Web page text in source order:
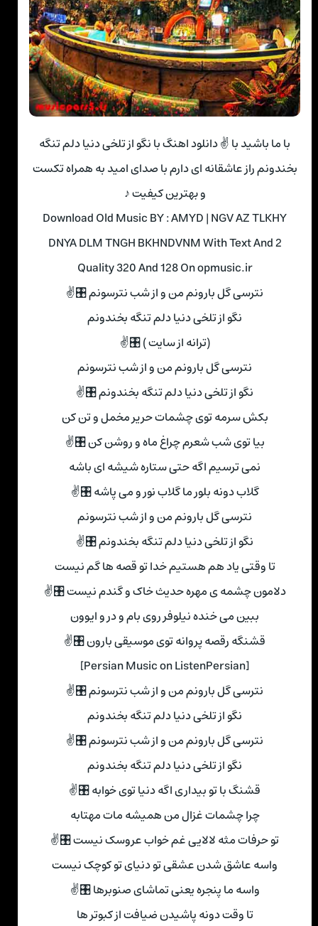
با ما باشید با ✌ دانلود اهنگ با نگو از تلخی دنیا دلم تنگه
بخندونم راز عاشقانه ای دارم با صدای امید به همراه تکست
و بهترین کیفیت ♪
Download Old Music BY : AMYD | NGV AZ TLKHY
DNYA DLM TNGH BKHNDVNM With Text And 2
Quality 320 And 128 On opmusic.ir
نترسی گل بارونم من و از شب نترسونم 🎛✌
نگو از تلخی دنیا دلم تنگه بخندونم
(ترانه از سایت ) 🎛✌
نترسی گل بارونم من و از شب نترسونم
نگو از تلخی دنیا دلم تنگه بخندونم 🎛✌
بکش سرمه توی چشمات حریر مخمل و تن کن
بیا توی شب شعرم چراغ ماه و روشن کن 🎛✌
نمی ترسیم اگه حتی ستاره شیشه ای باشه
گلاب دونه بلور ما گلاب نور و می پاشه 🎛✌
نترسی گل بارونم من و از شب نترسونم
نگو از تلخی دنیا دلم تنگه بخندونم 🎛✌
تا وقتی یاد هم هستیم خدا تو قصه ها گم نیست
دلامون چشمه ی مهره حدیث خاک و گندم نیست 🎛✌
ببین می خنده نیلوفر روی بام و در و ایوون
قشنگه رقصه پروانه توی موسیقی بارون 🎛✌
[Persian Music on ListenPersian]
نترسی گل بارونم من و از شب نترسونم 🎛✌
نگو از تلخی دنیا دلم تنگه بخندونم
نترسی گل بارونم من و از شب نترسونم 🎛✌
نگو از تلخی دنیا دلم تنگه بخندونم
قشنگ با تو بیداری اگه دنیا توی خوابه 🎛✌
چرا چشمات غزال من همیشه مات مهتابه
تو حرفات مثه لالایی غم خواب عروسک نیست 🎛✌
واسه عاشق شدن عشقی تو دنیای تو کوچک نیست
واسه ما پنجره یعنی تماشای صنوبرها 🎛✌
تا وقت دونه پاشیدن ضیافت از کبوتر ها